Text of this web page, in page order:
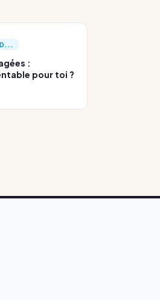
:
pour toi ?